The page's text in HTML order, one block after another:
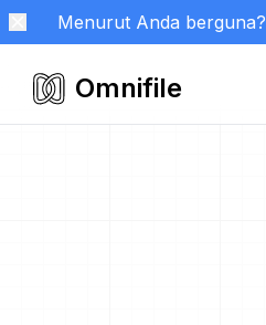
Menurut Anda berguna?
Omnifile